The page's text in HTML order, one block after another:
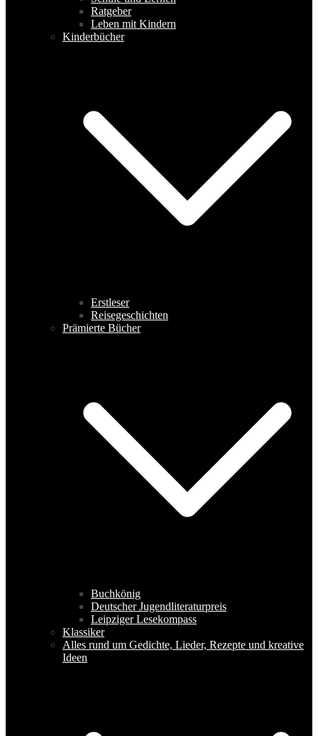
Ratgeber
Leben mit Kindern
Kinderbücher
Erstleser
Reisegeschichten
Prämierte Bücher
Buchkönig
Deutscher Jugendliteraturpreis
Leipziger Lesekompass
Klassiker
Alles rund um Gedichte, Lieder, Rezepte und kreative
Ideen